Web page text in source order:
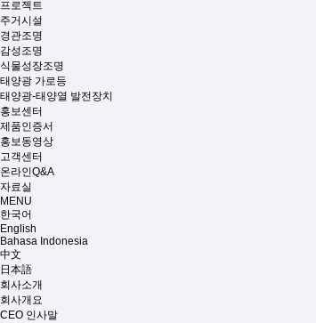
프로젝트
주거시설
경관조명
감성조명
식물성장조명
태양광 가로등
태양광-태양열 발전장치
홍보센터
제품인증서
홍보동영상
고객센터
온라인Q&A
자료실
MENU
한국어
English
Bahasa Indonesia
中文
日本語
회사소개
회사개요
CEO 인사말